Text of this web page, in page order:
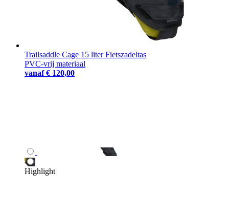
Trailsaddle Cage 15 liter Fietszadeltas
PVC-vrij materiaal
vanaf € 120,00
Highlight